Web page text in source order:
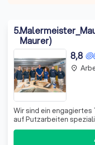
5.
Maurer)
8,8
Wir sind ein engagiertes
auf Putzarbeiten
umfasst sowohl
mit höchster Präzision
place